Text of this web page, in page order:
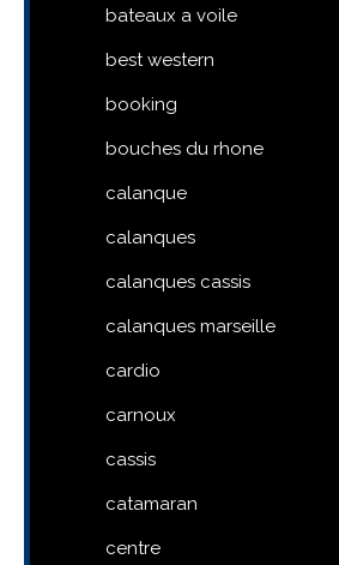
bateaux a voile
best western
booking
bouches du rhone
calanque
calanques
calanques cassis
calanques marseille
cardio
carnoux
cassis
catamaran
centre